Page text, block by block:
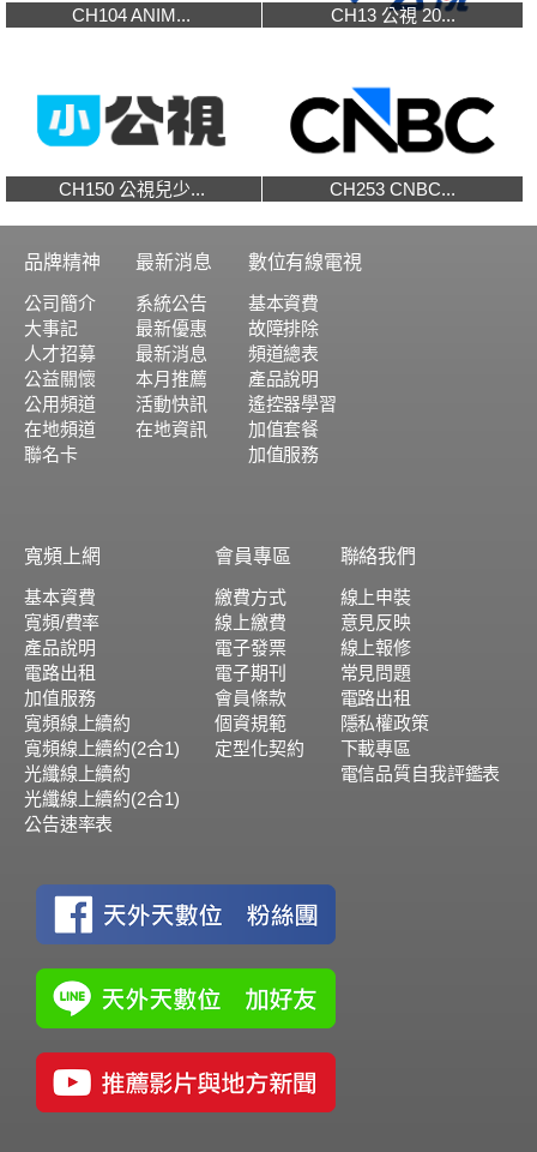
CH104 ANIM... CH13 公視 20...
CH150 公視兒少... CH253 CNBC...
品牌精神
公司簡介
大事記
人才招募
公益關懷
公用頻道
在地頻道
聯名卡
最新消息
系統公告
最新優惠
最新消息
本月推薦
活動快訊
在地資訊
數位有線電視
基本資費
故障排除
頻道總表
產品說明
遙控器學習
加值套餐
加值服務
寬頻上網
基本資費
寬頻/費率
產品說明
電路出租
加值服務
寬頻線上續約
寬頻線上續約(2合1)
光纖線上續約
光纖線上續約(2合1)
公告速率表
會員專區
繳費方式
線上繳費
電子發票
電子期刊
會員條款
個資規範
定型化契約
聯絡我們
線上申裝
意見反映
線上報修
常見問題
電路出租
隱私權政策
下載專區
電信品質自我評鑑表